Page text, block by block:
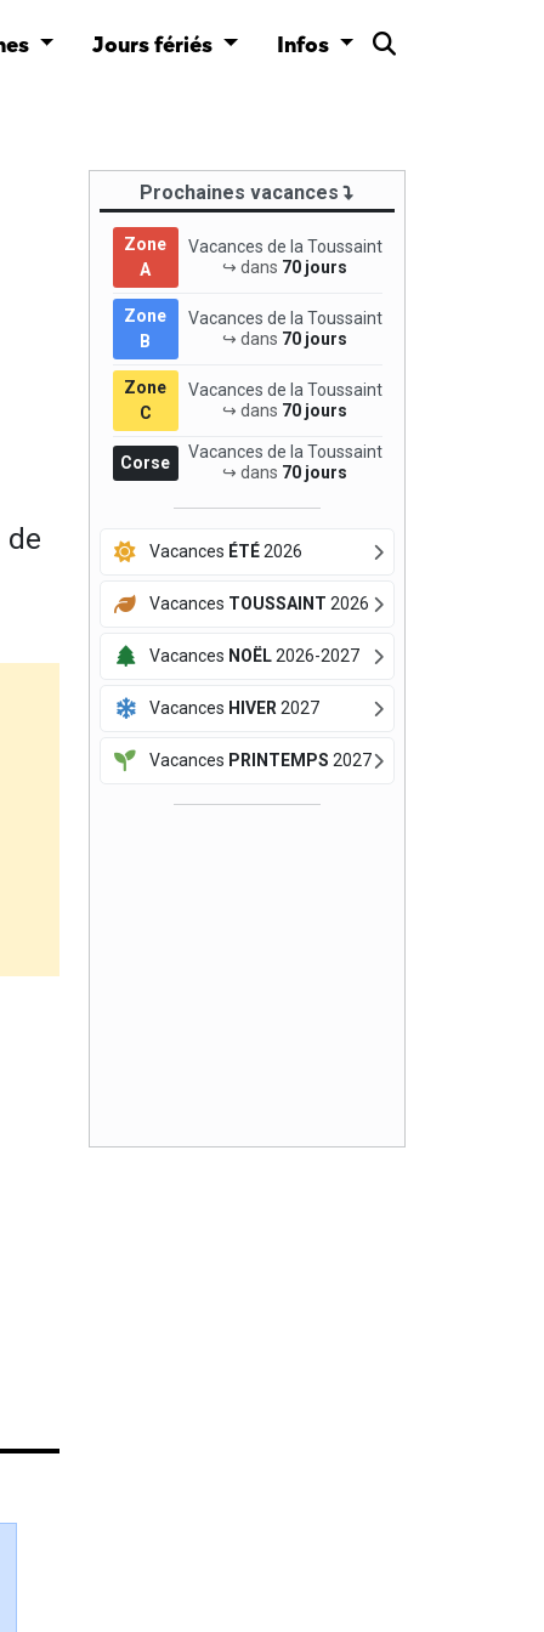
Jours fériés Infos
de
Prochaines vacances
Zone
A
Vacances de la Toussaint
↪ dans 70 jours
Zone
B
Vacances de la Toussaint
↪ dans 70 jours
Zone
C
Vacances de la Toussaint
↪ dans 70 jours
Corse
Vacances de la Toussaint
↪ dans 70 jours
Vacances ÉTÉ2026
Vacances TOUSSAINT 2026
Vacances NOËL2026-2027
Vacances HIVER 2027
Vacances PRINTEMPS 2027